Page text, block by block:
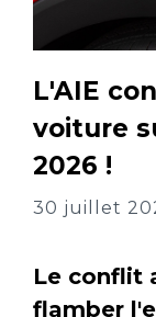
L'AIE
voiture
2026 !
30 juillet
Le conflit
flamber